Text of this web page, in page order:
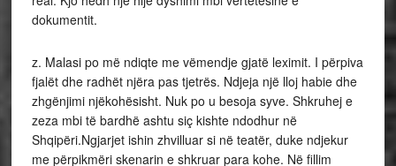
dokumentit.
z. Malasi po më ndiqte me vëmendje gjatë leximit. I përpiva
fjalët dhe radhët njëra pas tjetrës. Ndjeja një lloj habie dhe
zhgënjimi njëkohësisht. Nuk po u besoja syve. Shkruhej e
zeza mbi të bardhë ashtu siç kishte ndodhur në
Shqipëri.Ngjarjet ishin zhvilluar si në teatër, duke ndjekur
me përpikmëri skenarin e shkruar para kohe. Në fillim